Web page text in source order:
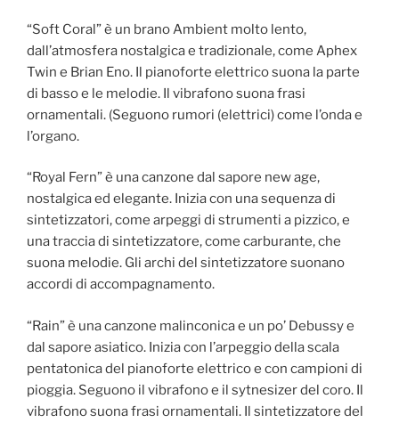
“Soft Coral” è un brano Ambient molto lento,
dall’atmosfera nostalgica e tradizionale, come Aphex
Twin e Brian Eno. Il pianoforte elettrico suona la parte
di basso e le melodie. Il vibrafono suona frasi
ornamentali. (Seguono rumori (elettrici) come l’onda e
l’organo.
“Royal Fern” è una canzone dal sapore new age,
nostalgica ed elegante. Inizia con una sequenza di
sintetizzatori, come arpeggi di strumenti a pizzico, e
una traccia di sintetizzatore, come carburante, che
suona melodie. Gli archi del sintetizzatore suonano
accordi di accompagnamento.
“Rain” è una canzone malinconica e un po’ Debussy e
dal sapore asiatico. Inizia con l’arpeggio della scala
pentatonica del pianoforte elettrico e con campioni di
pioggia. Seguono il vibrafono e il sytnesizer del coro. Il
vibrafono suona frasi ornamentali. Il sintetizzatore del